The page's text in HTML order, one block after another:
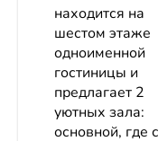
находится на
шестом этаже
одноименной
гостиницы и
предлагает 2
уютных зала:
основной, где с